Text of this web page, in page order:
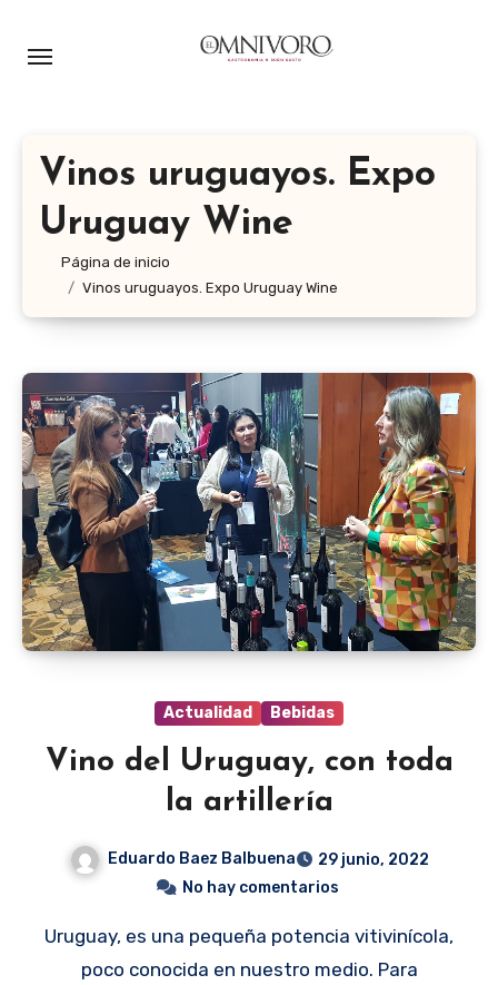
Vinos uruguayos. Expo
Uruguay Wine
Página de inicio
Vinos uruguayos. Expo Uruguay Wine
Actualidad Bebidas
Vino del Uruguay, con toda
la artillería
Eduardo Baez Balbuena
29 junio, 2022
No hay comentarios
Uruguay, es una pequeña potencia vitivinícola,
poco conocida en nuestro medio. Para